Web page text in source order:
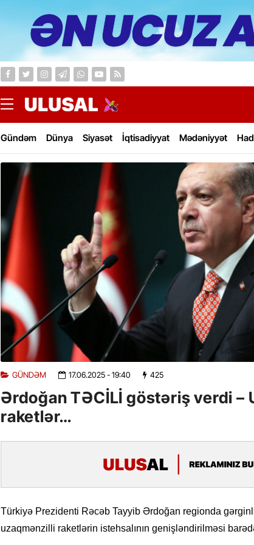
Gündəm Dünya Siyasət İqtisadiyyat Mədəniyyət
GÜNDƏM 17.06.2025- 19:40 425
Ərdoğan TƏCİLİ göstəriş verdi –
raketlər…
Türkiyə Prezidenti Rəcəb Tayyib Ərdoğan regionda
uzaqmənzilli raketlərin istehsalının genişləndirilməsi